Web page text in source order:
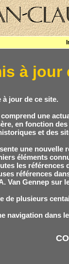
à jour
jour de ce site.
une
en fonction
et des
une nouvelle
éléments
les références
références
Van Gennep sur
de plusieurs
navigation dans